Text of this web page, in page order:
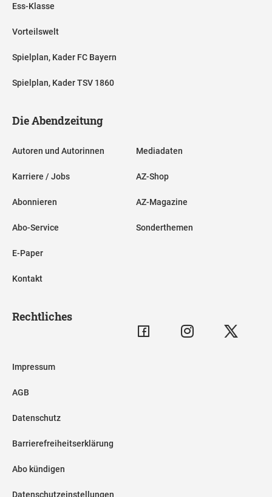
Ess-Klasse
Vorteilswelt
Spielplan, Kader FC Bayern
Spielplan, Kader TSV 1860
Die Abendzeitung
Autoren und Autorinnen
Karriere / Jobs
Abonnieren
Abo-Service
E-Paper
Kontakt
Mediadaten
AZ-Shop
AZ-Magazine
Sonderthemen
Rechtliches
Impressum
AGB
Datenschutz
Barrierefreiheitserklärung
Abo kündigen
Datenschutzeinstellungen